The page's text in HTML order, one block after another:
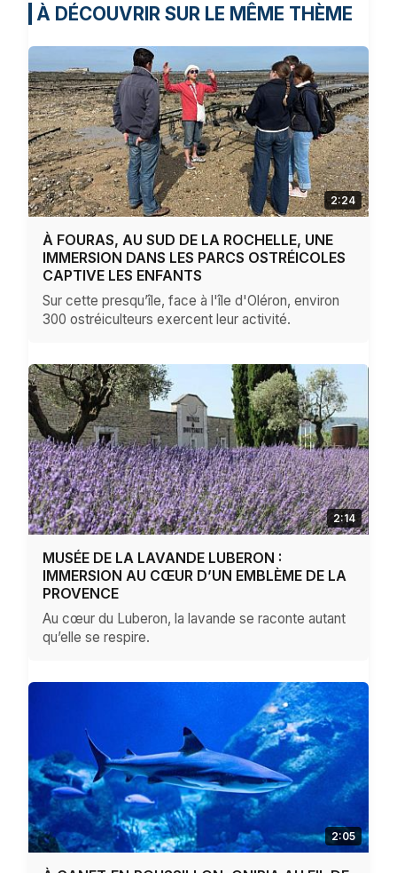
À DÉCOUVRIR SUR LE MÊME THÈME
2:24
À FOURAS, AU SUD DE LA ROCHELLE, UNE
IMMERSION DANS LES PARCS OSTRÉICOLES
CAPTIVE LES ENFANTS
Sur cette presqu’île, face à l'île d'Oléron, environ
300 ostréiculteurs exercent leur activité.
2:14
MUSÉE DE LA LAVANDE LUBERON :
IMMERSION AU CŒUR D’UN EMBLÈME DE LA
PROVENCE
Au cœur du Luberon, la lavande se raconte autant
qu’elle se respire.
2:05